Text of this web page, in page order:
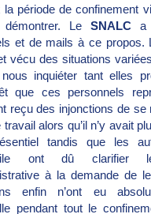
la période de confinement
Le SNALC a
et de mails à ce
vécu des situations
nous inquiéter tant elles
que ces personnels
reçu des injonctions de se
travail alors qu’il n’y avait
tandis que les
ont dû clarifier
à la demande de
enfin n’ont eu
pendant tout le